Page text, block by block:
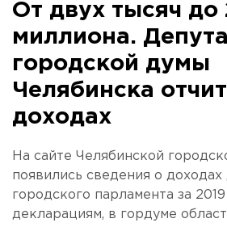
От двух тысяч до
миллиона.
городской думы
Челябинска
доходах
На сайте Челябинской
появились сведения о доходах
городского парламента за
декларациям, в гордуме